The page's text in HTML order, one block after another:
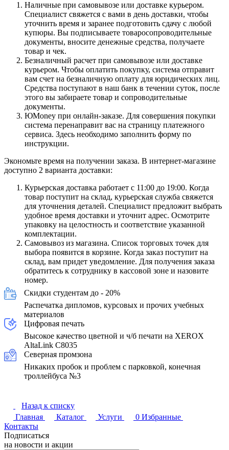
Наличные при самовывозе или доставке курьером.
Специалист свяжется с вами в день доставки, чтобы
уточнить время и заранее подготовить сдачу с любой
купюры. Вы подписываете товаросопроводительные
документы, вносите денежные средства, получаете
товар и чек.
Безналичный расчет при самовывозе или доставке
курьером. Чтобы оплатить покупку, система отправит
вам счет на безналичную оплату для юридических лиц.
Средства поступают в наш банк в течении суток, после
этого вы забираете товар и сопроводительные
документы.
ЮMoney при онлайн-заказе. Для совершения покупки
система перенаправит вас на страницу платежного
сервиса. Здесь необходимо заполнить форму по
инструкции.
Экономьте время на получении заказа. В интернет-магазине
доступно 2 варианта доставки:
Курьерская доставка работает с 11:00 до 19:00. Когда
товар поступит на склад, курьерская служба свяжется
для уточнения деталей. Специалист предложит выбрать
удобное время доставки и уточнит адрес. Осмотрите
упаковку на целостность и соответствие указанной
комплектации.
Самовывоз из магазина. Список торговых точек для
выбора появится в корзине. Когда заказ поступит на
склад, вам придет уведомление. Для получения заказа
обратитесь к сотруднику в кассовой зоне и назовите
номер.
Скидки студентам до - 20%
Распечатка дипломов, курсовых и прочих учебных
материалов
Цифровая печать
Высокое качество цветной и ч/б печати на XEROX
AltaLink C8035
Северная промзона
Никаких пробок и проблем с парковкой, конечная
троллейбуса №3
Назад к списку
Главная
Каталог Услуги 0 Избранные
Контакты
Подписаться
на новости и акции